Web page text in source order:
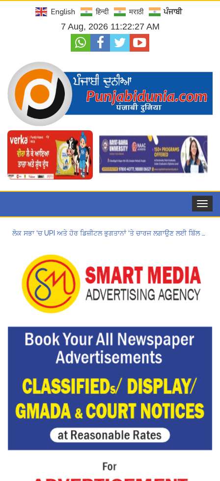
English हिन्दी मराठी ਪੰਜਾਬੀ
7 Aug, 2026 11:22:29 AM
Toggle
ਲੋਕ ਸਭਾ ‘ਚ UPI ਅਤੇ ਹੋਰ ਡਿਜ਼ੀਟਲ ਭੁਗਤਾਨਾਂ ‘ਤੇ ਚਾਰਜ ਲਗਾਉਣ ਲਈ ਬਿੱਲ ਪਾਸ
Hukamnama Sri Darbar Sahib, Amritsar – Punjabi Dunia
Hukamnama Sri Darbar Sahib, Amritsar – Punjabi Dunia